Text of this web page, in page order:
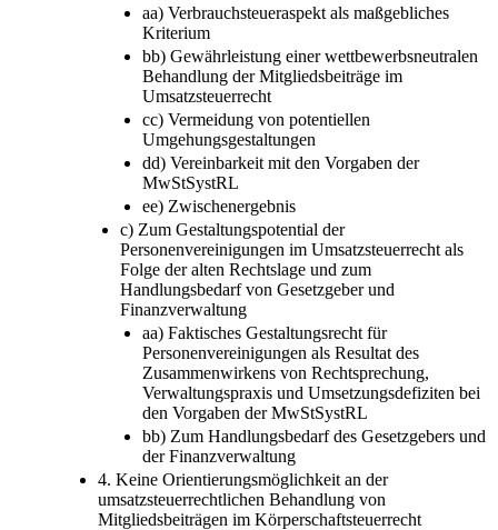
aa) Verbrauchsteueraspekt als maßgebliches
Kriterium
bb) Gewährleistung einer wettbewerbsneutralen
Behandlung der Mitgliedsbeiträge im
Umsatzsteuerrecht
cc) Vermeidung von potentiellen
Umgehungsgestaltungen
dd) Vereinbarkeit mit den Vorgaben der
MwStSystRL
ee) Zwischenergebnis
c) Zum Gestaltungspotential der
Personenvereinigungen im Umsatzsteuerrecht als
Folge der alten Rechtslage und zum
Handlungsbedarf von Gesetzgeber und
Finanzverwaltung
aa) Faktisches Gestaltungsrecht für
Personenvereinigungen als Resultat des
Zusammenwirkens von Rechtsprechung,
Verwaltungspraxis und Umsetzungsdefiziten bei
den Vorgaben der MwStSystRL
bb) Zum Handlungsbedarf des Gesetzgebers und
der Finanzverwaltung
4. Keine Orientierungsmöglichkeit an der
umsatzsteuerrechtlichen Behandlung von
Mitgliedsbeiträgen im Körperschaftsteuerrecht